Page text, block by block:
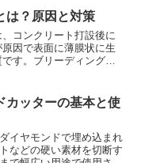
足すると、塗り重ね層
てフクレが起こることも
、火打ち材は斜めに渡
であった。これを金物
た物が火打金物だ。角
で、部材のゆがみを防
ようになるため、地震に
ることが可能だ。筋交
できないような場所に
く、補強材の結合部に
とを表すZマーク金物を使
事実上の義務付けにな
は？原因と対策
、コンクリート打設後に
因で表面に薄膜状に生
です。ブリーディングに
孔質で脆弱なため、打
躯体の接着を阻害し、
なるため、打ち継ぎの
要があります。コンクリ
以上の加水が行なわれ
カッターの基本と使
イヤモンドで埋め込まれ
などの硬い素材を切断す